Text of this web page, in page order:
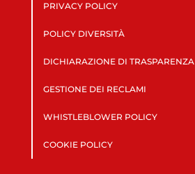
PRIVACY POLICY
POLICY DIVERSITÀ
DICHIARAZIONE DI TRASPARENZA
GESTIONE DEI RECLAMI
WHISTLEBLOWER POLICY
COOKIE POLICY